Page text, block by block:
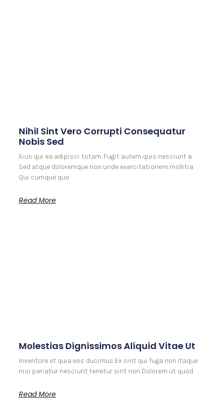
Nihil Sint Vero Corrupti Consequatur
Nobis Sed
Eius qui ea adipisci totam. Fugit autem quis nesciunt a.
Sed atque doloremque non unde exercitationem mollitia
Qui cumque quo
Read More
Molestias Dignissimos Aliquid Vitae Ut
Inventore et quia eos ducimus Ex sint qui fuga non Itaque
nisi pariatur nesciunt tenetur sint non Dolorem ut quod
Read More